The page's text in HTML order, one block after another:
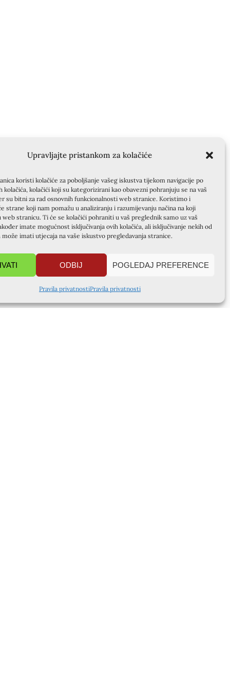
Upravljajte pristankom za kolačiće
koristi kolačiće za poboljšanje vašeg iskustva tijekom navigacije po
kolačića, kolačići koji su kategorizirani kao obavezni pohranjuju se na vaš
su bitni za rad osnovnih funkcionalnosti web stranice. Koristimo i
strane koji nam pomažu u analiziranju i razumijevanju načina na koji
stranicu. Ti će se kolačići pohraniti u vaš preglednik samo uz vaš
imate mogućnost isključivanja ovih kolačića, ali isključivanje nekih od
može imati utjecaja na vaše iskustvo pregledavanja stranice.
ODBIJ POGLEDAJ PREFERENCE
Pravila privatnostiPravila privatnosti